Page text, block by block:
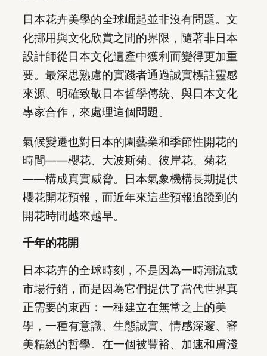
日本花卉美學的全球崛起並非沒有問題。文
化挪用與文化欣賞之間的界限，隨著非日本
設計師從日本文化遺產中獲利而變得更加重
要。最深思熟慮的實踐者通過誠實標註靈感
來源、明確致敬日本哲學傳統、與日本文化
專家合作，來處理這個問題。
氣候變遷也對日本的園藝業和季節性開花的
時間——櫻花、大波斯菊、彼岸花、菊花
——構成真實威脅。日本氣象機構長期提供
櫻花開花預報，而近年來這些預報追蹤到的
開花時間越來越早。
千年的花開
日本花卉的全球時刻，不是因為一時潮流或
市場行銷，而是因為它們提供了當代世界真
正需要的東西：一種建立在無常之上的美
學，一種有意識、生態誠實、情感深邃、審
美精緻的哲學。在一個被豐裕、加速和膚淺